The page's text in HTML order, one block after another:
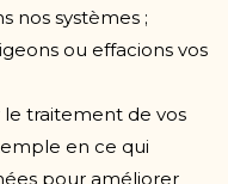
nos systèmes ;
ou effacions vos
traitement de vos
en ce qui
pour améliorer